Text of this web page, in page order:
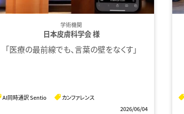
学術機関
日本皮膚科学会 様
「医療の最前線でも、言葉の壁をなくす」
AI同時通訳 Sentio
カンファレンス
2026/06/04